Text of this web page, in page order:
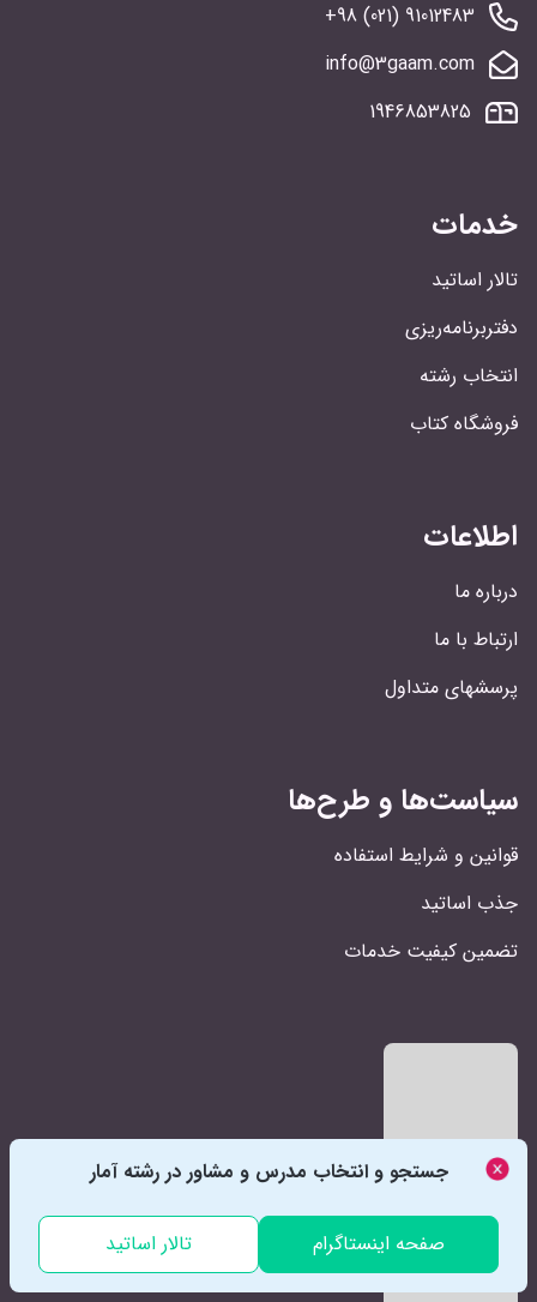
91012483 (021) 98+
info@3gaam.com
1946853825
خدمات
تالار اساتید
دفتربرنامه‌ریزی
انتخاب رشته
فروشگاه کتاب
اطلاعات
درباره ما
ارتباط با ما
پرسشهای متداول
سیاست‌ها و طرح‌ها
قوانین و شرایط استفاده
جذب اساتید
تضمین کیفیت خدمات
جستجو و انتخاب مدرس و مشاور در رشته آمار
صفحه اینستاگرام تالار اساتید